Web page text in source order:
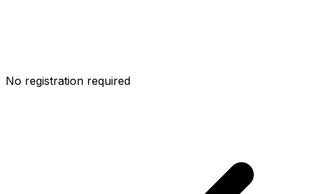
No registration required